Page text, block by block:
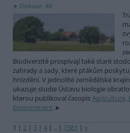
Diskuse: 48
Biodiverzitě prospívají také staré
zahrady a sady, které ptákům
hnízdění. V jednolité zemědělské
ukazuje studie Ústavu biologie
kterou publikoval časopisAgriculture,
Environment.
1 | 2 | 3 | 4 | .. | 1581 | »